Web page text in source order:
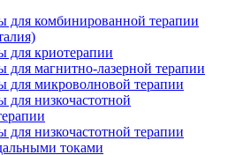
для комбинированной терапии
для криотерапии
для магнитно-лазерной терапии
для микроволновой терапии
для низкочастотной
для низкочастотной терапии
токами